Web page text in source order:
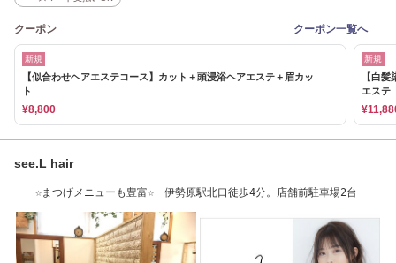
クーポン クーポン一覧へ
新規
【似合わせヘアエステコース】カット＋頭浸浴ヘアエステ＋眉カッ
ト
¥8,800
新規
【白
エステ
see.L hair
☆まつげメニューも豊富☆ 伊勢原駅北口徒歩4分。店舗前駐車場2台